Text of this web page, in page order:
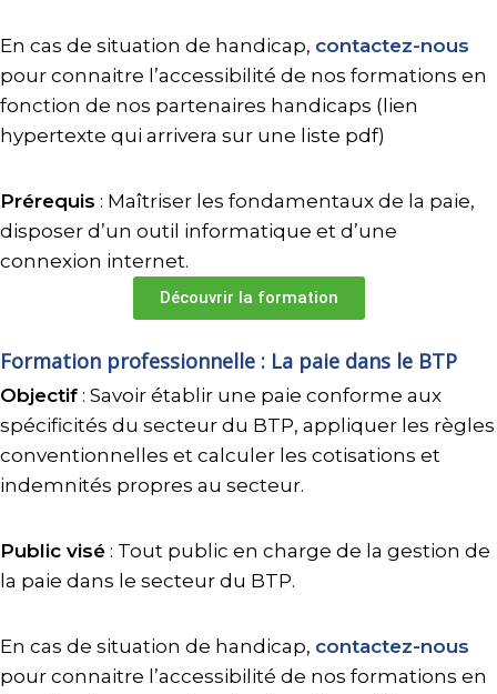
En cas de situation de handicap, contactez-nous
pour connaitre l’accessibilité de nos formations en
fonction de nos partenaires handicaps (lien
hypertexte qui arrivera sur une liste pdf)
Prérequis : Maîtriser les fondamentaux de la paie,
disposer d’un outil informatique et d’une
connexion internet.
Découvrir la formation
Formation professionnelle : La paie dans le BTP
Objectif : Savoir établir une paie conforme aux
spécificités du secteur du BTP, appliquer les règles
conventionnelles et calculer les cotisations et
indemnités propres au secteur.
Public visé : Tout public en charge de la gestion de
la paie dans le secteur du BTP.
En cas de situation de handicap, contactez-nous
pour connaitre l’accessibilité de nos formations en